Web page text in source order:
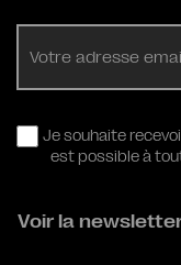
Je souhaite
est possible à
Voir la